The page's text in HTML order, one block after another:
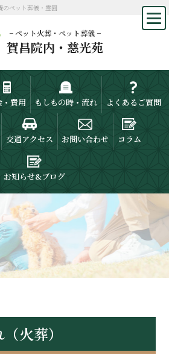
のペット葬儀・霊園
− ペット火葬・ペット葬儀 −
賀昌院内・慈光苑
・費用 もしもの時・流れ よくあるご質問
交通アクセス お問い合わせ コラム
お知らせ&ブログ
火葬）